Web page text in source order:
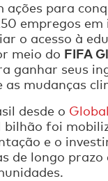
ações para
empregos
o acesso à
meio do FIFA
ganhar seus
as mudanças
desde o
bilhão foi
e o
de longo